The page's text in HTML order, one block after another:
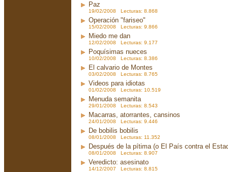
Paz
19/02/2008 Lecturas: 8.868
Operación "fariseo"
15/02/2008 Lecturas: 9.866
Miedo me dan
12/02/2008 Lecturas: 9.177
Poquísimas nueces
10/02/2008 Lecturas: 8.386
El calvario de Montes
03/02/2008 Lecturas: 8.765
Videos para idiotas
01/02/2008 Lecturas: 10.519
Menuda semanita
29/01/2008 Lecturas: 8.543
Macarras, atorrantes, cansinos
24/01/2008 Lecturas: 9.446
De bobilis bobilis
08/01/2008 Lecturas: 11.352
Después de la pítima (o El País contra el
08/01/2008 Lecturas: 8.907
Veredicto: asesinato
14/12/2007 Lecturas: 8.815